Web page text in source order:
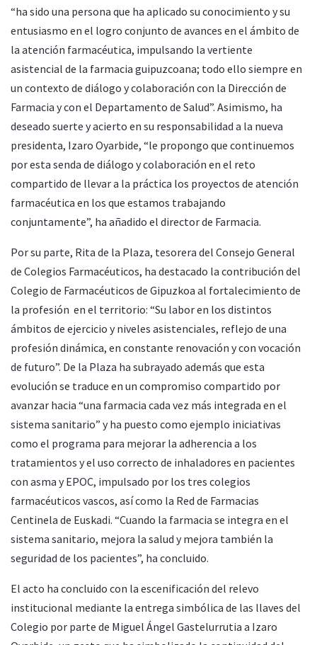
“ha sido una persona que ha aplicado su conocimiento y su
entusiasmo en el logro conjunto de avances en el ámbito de
la atención farmacéutica, impulsando la vertiente
asistencial de la farmacia guipuzcoana; todo ello siempre en
un contexto de diálogo y colaboración con la Dirección de
Farmacia y con el Departamento de Salud”. Asimismo, ha
deseado suerte y acierto en su responsabilidad a la nueva
presidenta, Izaro Oyarbide, “le propongo que continuemos
por esta senda de diálogo y colaboración en el reto
compartido de llevar a la práctica los proyectos de atención
farmacéutica en los que estamos trabajando
conjuntamente”, ha añadido el director de Farmacia.
Por su parte, Rita de la Plaza, tesorera del Consejo General
de Colegios Farmacéuticos, ha destacado la contribución del
Colegio de Farmacéuticos de Gipuzkoa al fortalecimiento de
la profesión en el territorio: “Su labor en los distintos
ámbitos de ejercicio y niveles asistenciales, reflejo de una
profesión dinámica, en constante renovación y con vocación
de futuro”. De la Plaza ha subrayado además que esta
evolución se traduce en un compromiso compartido por
avanzar hacia “una farmacia cada vez más integrada en el
sistema sanitario” y ha puesto como ejemplo iniciativas
como el programa para mejorar la adherencia a los
tratamientos y el uso correcto de inhaladores en pacientes
con asma y EPOC, impulsado por los tres colegios
farmacéuticos vascos, así como la Red de Farmacias
Centinela de Euskadi. “Cuando la farmacia se integra en el
sistema sanitario, mejora la salud y mejora también la
seguridad de los pacientes”, ha concluido.
El acto ha concluido con la escenificación del relevo
institucional mediante la entrega simbólica de las llaves del
Colegio por parte de Miguel Ángel Gastelurrutia a Izaro